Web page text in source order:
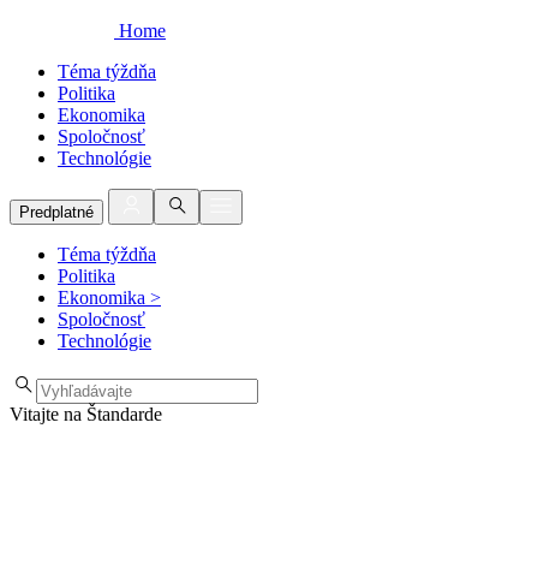
Home
Téma týždňa
Politika
Ekonomika
Spoločnosť
Technológie
Predplatné
Téma týždňa
Politika
Ekonomika >
Spoločnosť
Technológie
Vitajte na Štandarde